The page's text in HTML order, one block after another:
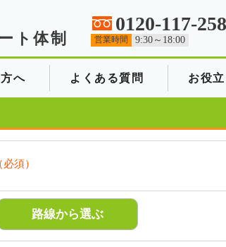
ト体制
0120-117-258
営業時間 9:30～18:00
へ よくある質問 お役
必須）
路線から選ぶ